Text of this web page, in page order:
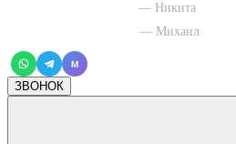
— Никита
— Михаил
M
ЗВОНОК